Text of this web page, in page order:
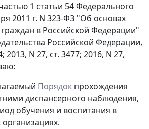
1 статьи 54 Федерального
2011 г. N 323-ФЗ "Об основах
в Российской Федерации"
Российской Федерации,
2013, N 27, ст. 3477; 2016, N 27,
Порядок прохождения
диспансерного наблюдения,
обучения и воспитания в